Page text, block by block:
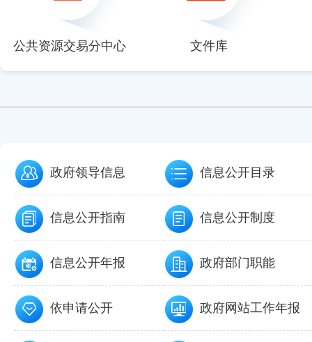
公共资源交易分中心 文件库
政府领导信息 信息公开目录
信息公开指南 信息公开制度
信息公开年报 政府部门职能
依申请公开 政府网站工作年报